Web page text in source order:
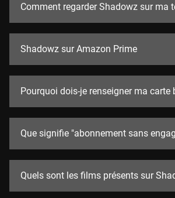
Comment regarder Shadowz sur ma
Shadowz sur Amazon Prime
Pourquoi dois-je renseigner ma
Que signifie "abonnement sans
Quels sont les films présents sur